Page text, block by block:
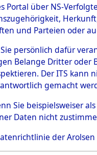
0001
Portal über NS-
und Parteien oder
persönlich dafür
Belange Dritter
Der ITS
gemacht
Sie beispielsweiser
Daten nicht
der Arolsen